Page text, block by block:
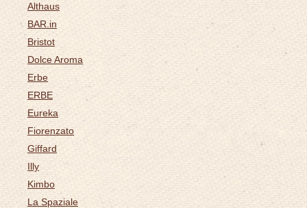
Althaus
BAR.in
Bristot
Dolce Aroma
Erbe
ERBE
Eureka
Fiorenzato
Giffard
Illy
Kimbo
La Spaziale